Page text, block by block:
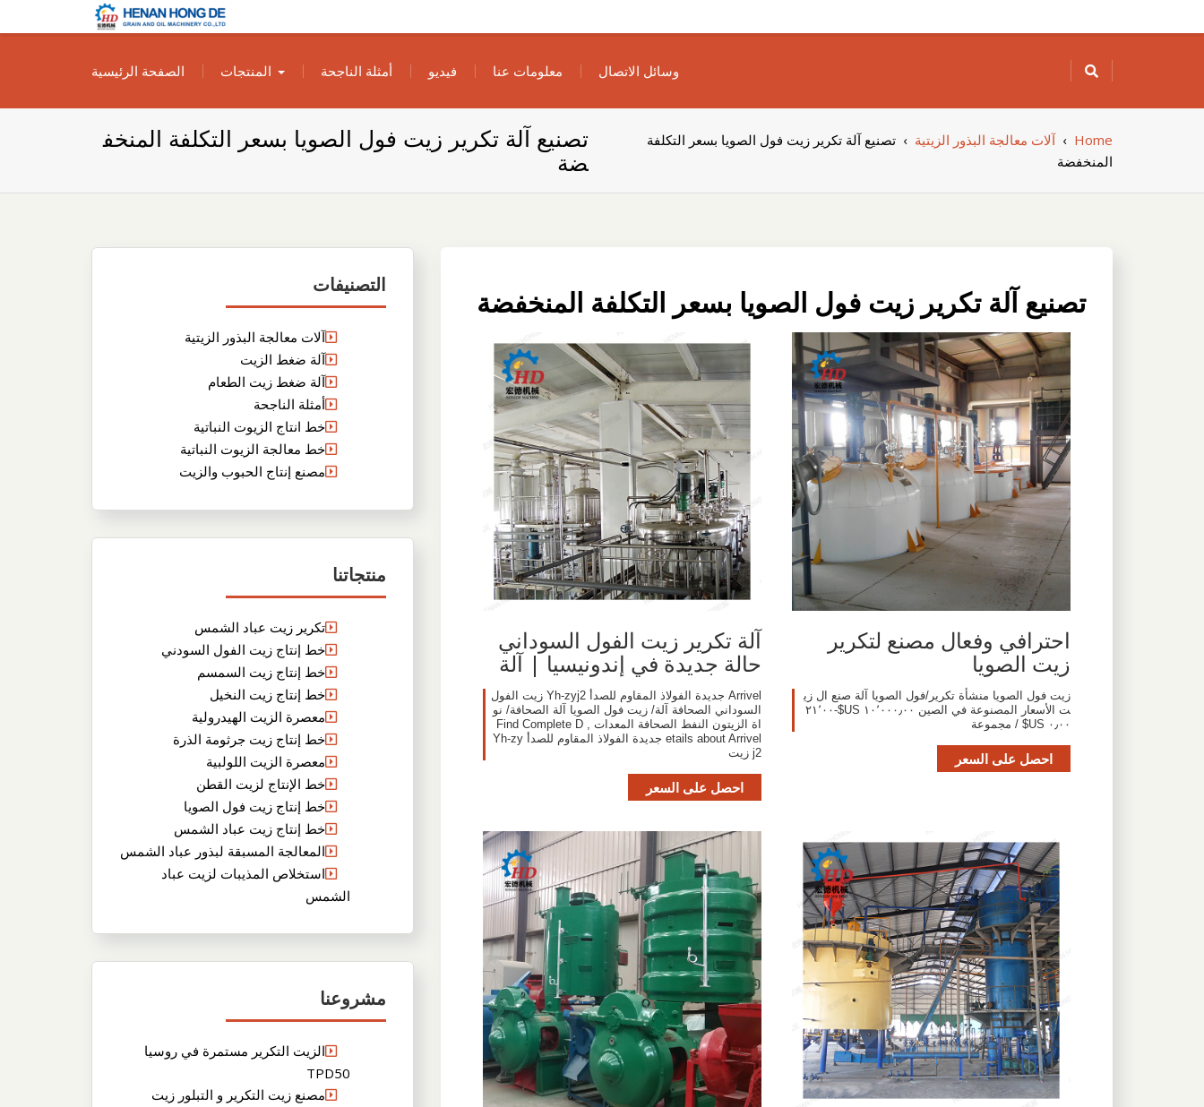
to
الزيوت النباتية
الخاص بك
الصفحة الرئيسية
المنتجات أمثلة الناجحة فيديو معلومات عنا وسائل الاتصال
تصنيع آلة تكرير زيت فول الصويا بسعر التكلفة المنخف
ضة
Home
›آلات معالجة البذور الزيتية › تصنيع آلة تكرير زيت فول الصويا بسعر التكلفة
المنخفضة
التصنيفات
آلات معالجة البذور الزيتية
آلة ضغط الزيت
آلة ضغط زيت الطعام
أمثلة الناجحة
خط انتاج الزيوت النباتية
خط معالجة الزيوت النباتية
مصنع إنتاج الحبوب والزيت
منتجاتنا
تكرير زيت عباد الشمس
خط إنتاج زيت الفول السودني
خط إنتاج زيت السمسم
خط إنتاج زيت النخيل
معصرة الزيت الهيدرولية
خط إنتاج زيت جرثومة الذرة
معصرة الزيت اللولبية
خط الإنتاج لزيت القطن
خط إنتاج زيت فول الصويا
خط إنتاج زيت عباد الشمس
المعالجة المسبقة لبذور عباد الشمس
استخلاص المذيبات لزيت عباد
الشمس
مشروعنا
الزيت التكرير مستمرة في روسيا
TPD50
مصنع زيت التكرير و التبلور زيت
تصنيع آلة تكرير زيت فول الصويا بسعر التكلفة المنخفضة
احترافي وفعال مصنع لتكرير
زيت الصويا
زيت فول الصويا منشأة تكرير/فول الصويا آلة صنع ال زي
ت الأسعار المصنوعة في الصين ١٠٬٠٠٠٫٠٠ US$-٢١٬٠٠
٠٫٠٠ US$ / مجموعة
احصل على السعر
آلة تكرير زيت الفول السوداني
حالة جديدة في إندونيسيا | آلة
Arrivel جديدة الفولاذ المقاوم للصدأ Yh-zyj2 زيت الفول
السوداني الصحافة آلة/ زيت فول الصويا آلة الصحافة/ نو
اة الزيتون النفط الصحافة المعدات , Find Complete D
etails about Arrivel جديدة الفولاذ المقاوم للصدأ Yh-zy
j2 زيت
احصل على السعر